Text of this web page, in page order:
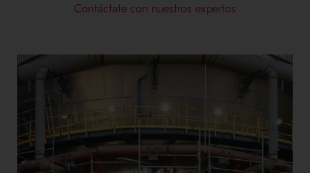
Contáctate con nuestros expertos